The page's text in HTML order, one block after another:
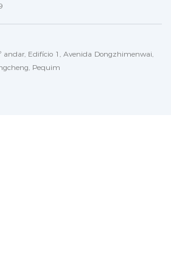
andar, Edifício 1, Avenida Dongzhimenwai,
Pequim